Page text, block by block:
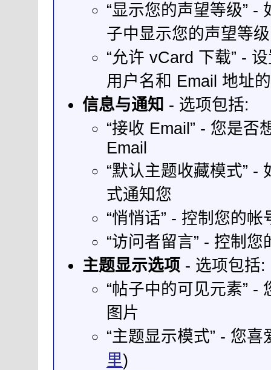
“显示您的声望等级” -
子中显示您的声望等级
“允许 vCard 下载” -
用户名和 Email 地址
信息与通知 - 选项包括:
“接收 Email” - 您是否
Email
“默认主题收藏模式” -
式通知您
“悄悄话” - 控制您的
“访问者留言” - 控制
主题显示选项 - 选项包括:
“帖子中的可见元素” -
图片
“主题显示模式” - 您
里)